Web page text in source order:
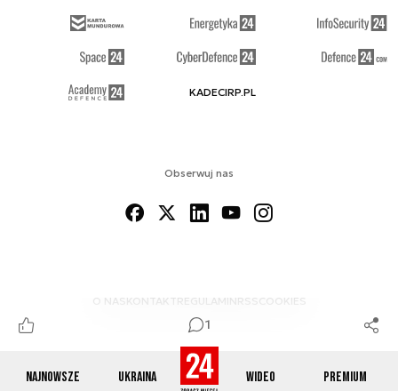
Najnowsze Ukraina Wideo Premium
1
Obserwuj nas
O NAS KONTAKTREGULAMINRSS COOKIES
KADECIRP.PL
© 2012-2026 DEFENCE24